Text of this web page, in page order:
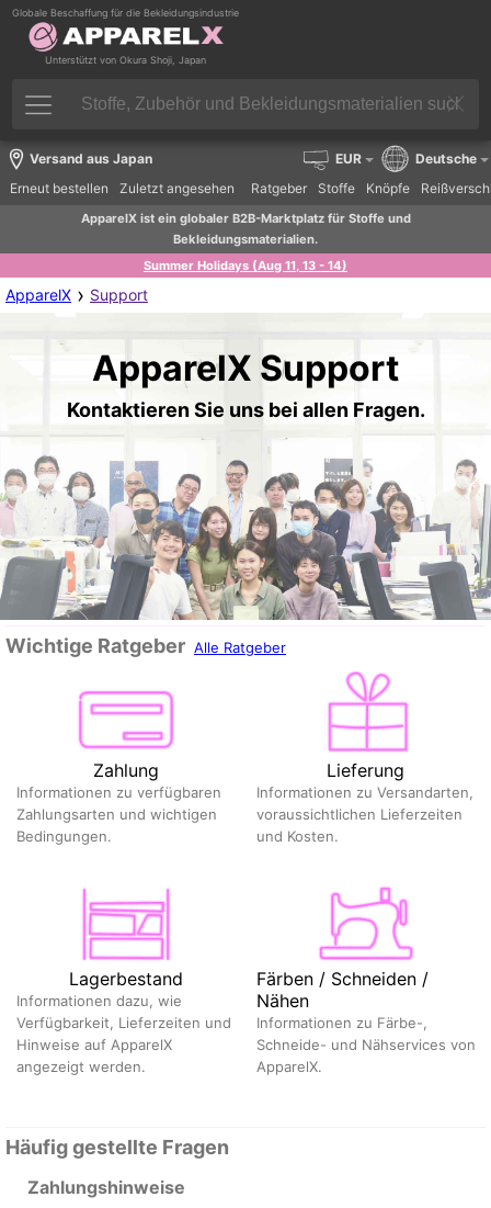
Globale Beschaffung für die Bekleidungsindustrie
Unterstützt von Okura Shoji, Japan
Versand aus Japan
Erneut bestellen
Zuletzt angesehen Ratgeber Stoffe Knöpfe
EUR Deutsche
ApparelX ist ein globaler B2B-Marktplatz für Stoffe und
Bekleidungsmaterialien.
Summer Holidays (Aug 11, 13 - 14)
ApparelX › Support
ApparelX Support
Kontaktieren Sie uns bei allen Fragen.
Wichtige Ratgeber Alle Ratgeber
Zahlung
Informationen zu verfügbaren
Zahlungsarten und wichtigen
Bedingungen.
Lieferung
Informationen zu Versandarten,
voraussichtlichen Lieferzeiten
und Kosten.
Lagerbestand
Informationen dazu, wie
Verfügbarkeit, Lieferzeiten und
Hinweise auf ApparelX
angezeigt werden.
Färben / Schneiden /
Nähen
Informationen zu Färbe-,
Schneide- und Nähservices von
ApparelX.
Häufig gestellte Fragen
Zahlungshinweise